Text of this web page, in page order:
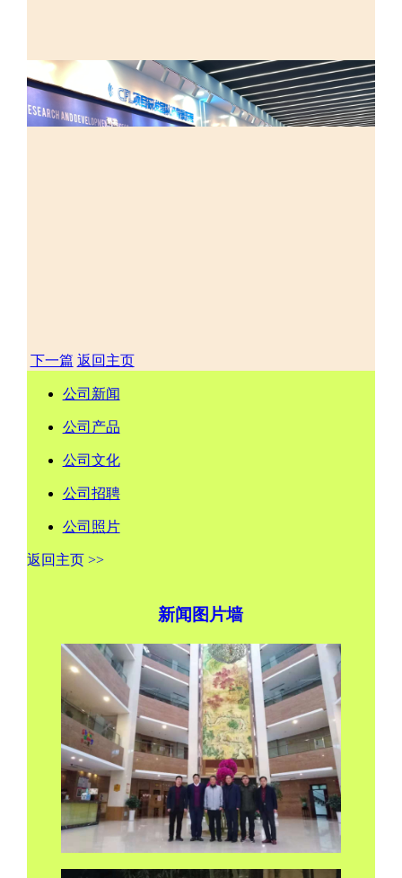
下一篇 返回主页
公司新闻
公司产品
公司文化
公司招聘
公司照片
返回主页 >>
新闻图片墙